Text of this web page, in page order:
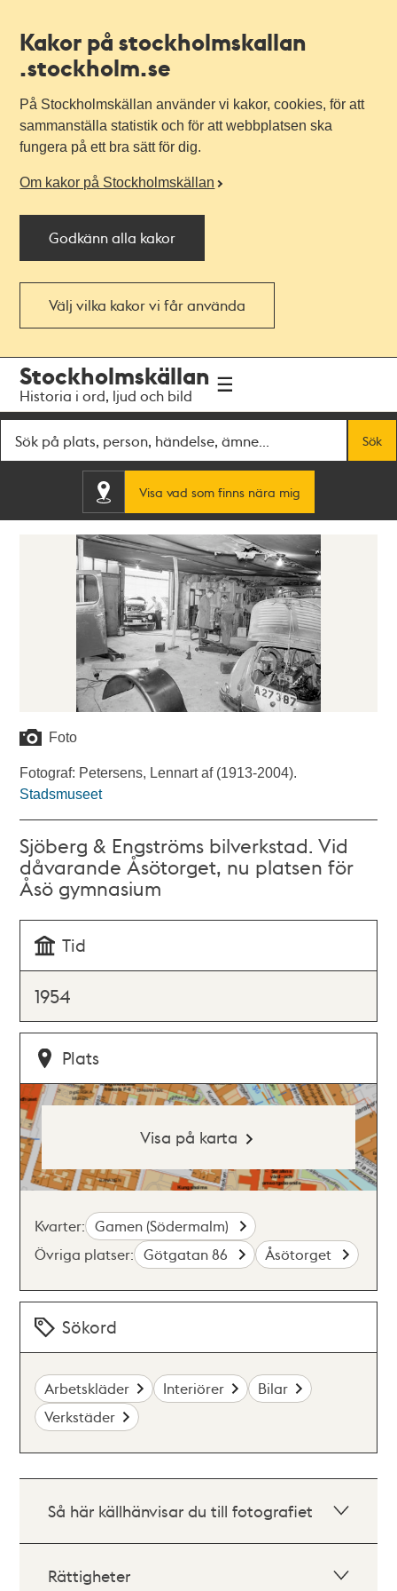
Kakor på stockholmskallan
.stockholm.se
På Stockholmskällan använder vi kakor, cookies, för att
sammanställa statistik och för att webbplatsen ska
fungera på ett bra sätt för dig.
Om kakor på Stockholmskällan
Godkänn alla kakor
Välj vilka kakor vi får använda
navigationen
huvudinnehållet
Stockholmskällan
Historia i ord, ljud och bild
Sök
Visa vad som finns nära mig
Foto
Fotograf: Petersens, Lennart af (1913-2004).
Stadsmuseet
Sjöberg & Engströms bilverkstad. Vid
dåvarande Åsötorget, nu platsen för
Åsö gymnasium
Tid
1954
Plats
Visa på karta
Kvarter: Gamen (Södermalm)
Övriga platser: Götgatan 86 Åsötorget
Sökord
Arbetskläder Interiörer
Bilar
Verkstäder
Så här källhänvisar du till fotografiet
Rättigheter